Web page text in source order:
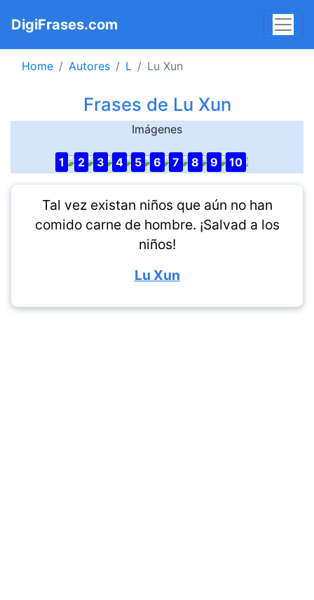
DigiFrases.com
Home Autores L Lu Xun
Frases de Lu Xun
Imágenes
1 2 3 4 5 6 7 8 9 10
Tal vez existan niños que aún no han
comido carne de hombre. ¡Salvad a los
niños!
Lu Xun